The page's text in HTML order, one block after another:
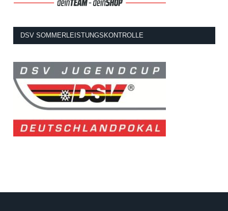
DSV SOMMERLEISTUNGSKONTROLLE